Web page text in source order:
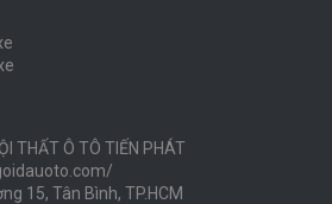
THẤT Ô TÔ TIẾN PHÁT
15, Tân Bình, TP.HCM